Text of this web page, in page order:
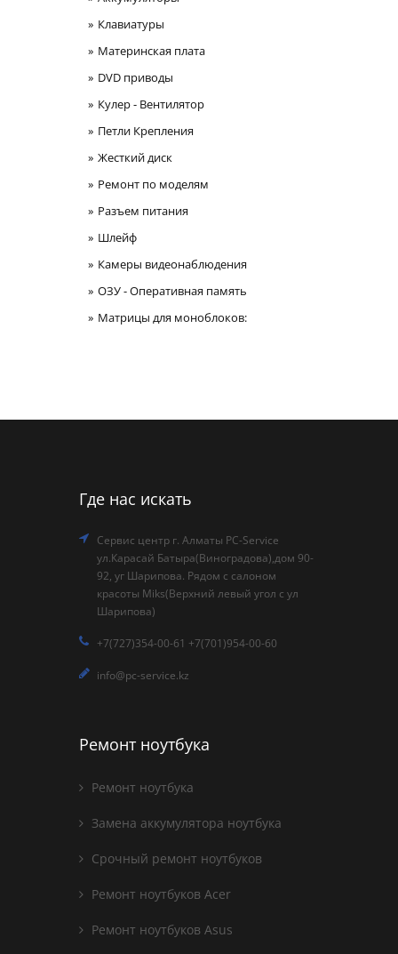
Клавиатуры
Материнская плата
DVD приводы
Кулер - Вентилятор
Петли Крепления
Жесткий диск
Ремонт по моделям
Разъем питания
Шлейф
Камеры видеонаблюдения
ОЗУ - Оперативная память
Матрицы для моноблоков:
Где нас искать
Сервис центр г. Алматы PC-Service
ул.Карасай Батыра(Виноградова),дом 90-
92, уг Шарипова. Рядом с салоном
красоты Miks(Верхний левый угол с ул
Шарипова)
+7(727)354-00-61 +7(701)954-00-60
info@pc-service.kz
Ремонт ноутбука
Ремонт ноутбука
Замена аккумулятора ноутбука
Срочный ремонт ноутбуков
Ремонт ноутбуков Acer
Ремонт ноутбуков Asus